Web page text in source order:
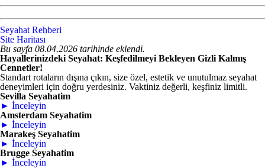
Seyahat Rehberi
Site Haritası
Bu sayfa 08.04.2026 tarihinde eklendi.
Hayallerinizdeki Seyahat: Keşfedilmeyi Bekleyen Gizli Kalmış
Cennetler!
Standart rotaların dışına çıkın, size özel, estetik ve unutulmaz seyahat
deneyimleri için doğru yerdesiniz. Vaktiniz değerli, keşfiniz limitli.
Sevilla Seyahatim
► İnceleyin
Amsterdam Seyahatim
► İnceleyin
Marakeş Seyahatim
► İnceleyin
Brugge Seyahatim
► İnceleyin